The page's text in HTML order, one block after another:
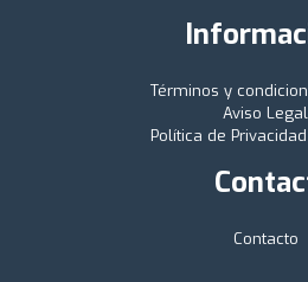
Términos y
Aviso Legal
Política de
Contacto